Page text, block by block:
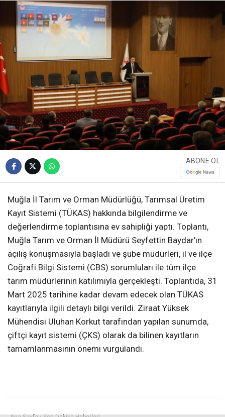
ABONE OL
Muğla İl Tarım ve Orman Müdürlüğü, Tarımsal Üretim
Kayıt Sistemi (TÜKAS) hakkında bilgilendirme ve
değerlendirme toplantısına ev sahipliği yaptı. Toplantı,
Muğla Tarım ve Orman İl Müdürü Seyfettin Baydar’ın
açılış konuşmasıyla başladı ve şube müdürleri, il ve ilçe
Coğrafi Bilgi Sistemi (CBS) sorumluları ile tüm ilçe
tarım müdürlerinin katılımıyla gerçekleşti. Toplantıda, 31
Mart 2025 tarihine kadar devam edecek olan TÜKAS
kayıtlarıyla ilgili detaylı bilgi verildi. Ziraat Yüksek
Mühendisi Uluhan Korkut tarafından yapılan sunumda,
çiftçi kayıt sistemi (ÇKS) olarak da bilinen kayıtların
tamamlanmasının önemi vurgulandı.